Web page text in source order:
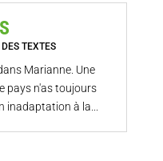
DES TEXTES
Marianne. Une
pays n'as toujours
inadaptation à la...